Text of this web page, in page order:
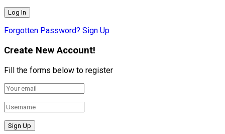
Forgotten Password? Sign Up
Create New Account!
Fill the forms below to register